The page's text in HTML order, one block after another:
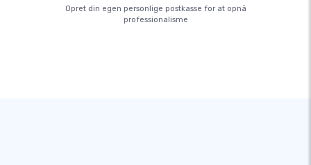
Opret din egen personlige postkasse for at opnå
professionalisme